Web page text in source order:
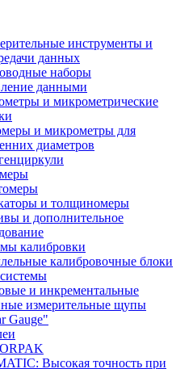
инструменты и
данных
наборы
данными
и микрометрические
и микрометры для
диаметров
и толщиномеры
и дополнительное
калибровки
калибровочные блоки
и инкрементальные
измерительные щупы
Gauge"
Высокая точность при